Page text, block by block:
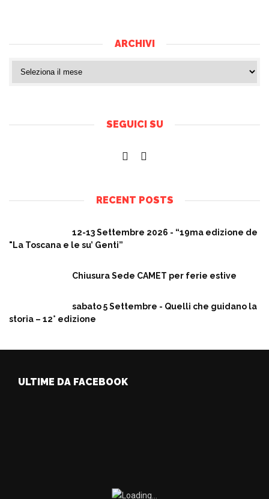
ARCHIVI
SEGUICI SU
RECENT POSTS
12-13 Settembre 2026 - “19ma edizione de
"La Toscana e le su’ Genti”
Chiusura Sede CAMET per ferie estive
sabato 5 Settembre - Quelli che guidano la
storia – 12° edizione
ULTIME DA FACEBOOK